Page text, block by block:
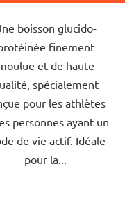
sur
5
étoiles.
boisson glucido-
finement
et de haute
spécialement
pour les athlètes
personnes ayant un
de vie actif. Idéale
pour la...